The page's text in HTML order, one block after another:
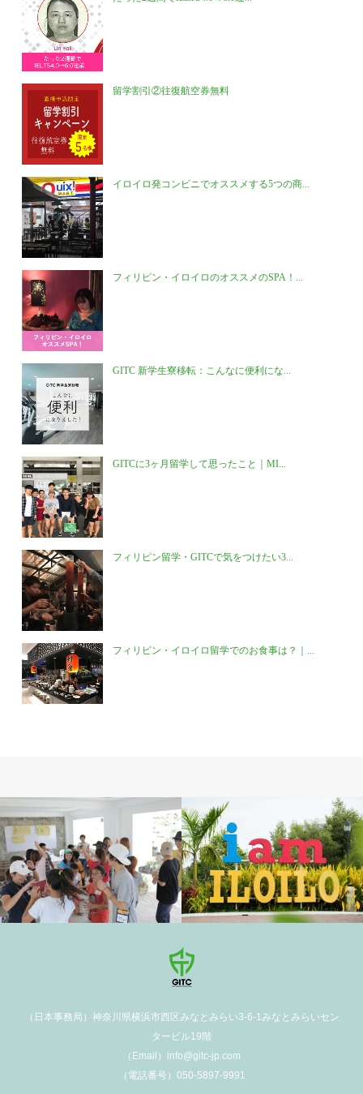
留学割引②往復航空券無料
イロイロ発コンビニでオススメする5つの商...
フィリピン・イロイロのオススメのSPA！...
GITC 新学生寮移転：こんなに便利にな...
GITCに3ヶ月留学して思ったこと｜MI...
フィリピン留学・GITCで気をつけたい3...
フィリピン・イロイロ留学でのお食事は？｜...
（日本事務局）神奈川県横浜市西区みなとみらい3-6-1みなとみらいセン
タービル19階
（Email）info@gitc-jp.com
（電話番号）050-5897-9991